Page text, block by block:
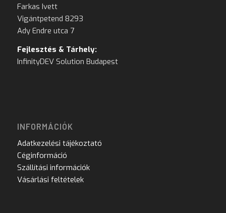
Farkas Ivett
Vigántpetend 8293
Ady Endre utca 7
Fejlesztés & Tárhely:
InfinityDEV Solution Budapest
INFORMÁCIÓK
Adatkezelési tájékoztató
Céginformáció
Szállítási információk
Vásárlási feltételek